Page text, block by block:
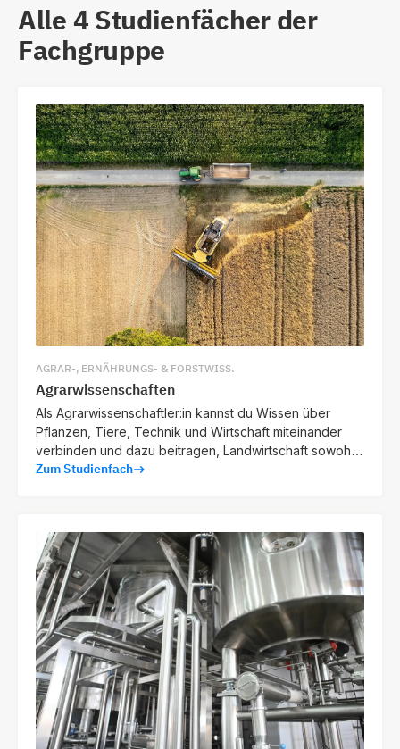
Alle 4 Studienfächer der
Fachgruppe
AGRAR-, ERNÄHRUNGS- & FORSTWISS.
Agrarwissenschaften
Als Agrarwissenschaftler:in kannst du Wissen über
Pflanzen, Tiere, Technik und Wirtschaft miteinander
verbinden und dazu beitragen, Landwirtschaft sowohl
effizient als auch nachhaltig zu gestalten.
Zum Studienfach